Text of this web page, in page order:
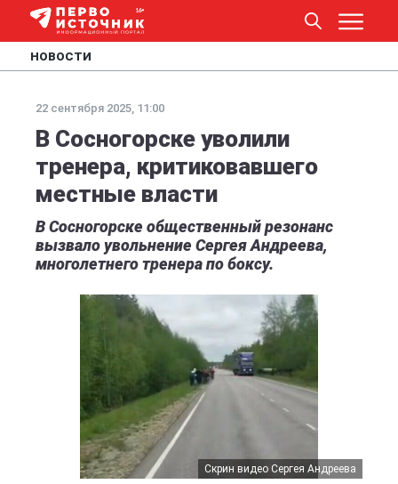
НОВОСТИ
22 сентября 2025, 11:00
В Сосногорске уволили
тренера, критиковавшего
местные власти
В Сосногорске общественный резонанс
вызвало увольнение Сергея Андреева,
многолетнего тренера по боксу.
Скрин видео Сергея Андреева